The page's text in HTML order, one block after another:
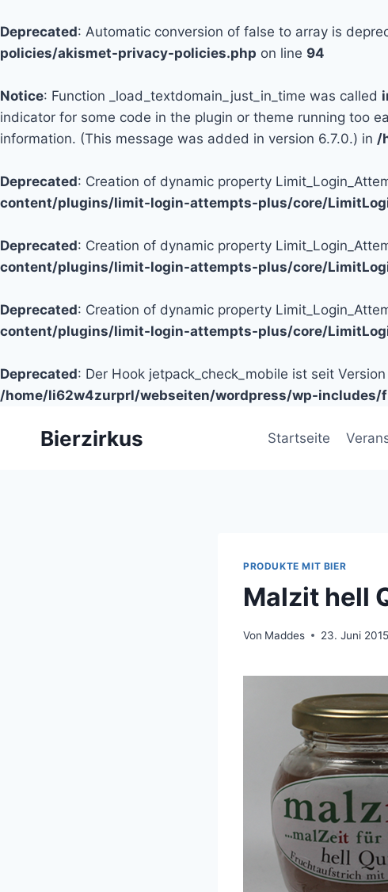
Deprecated: Automatic conversion of false to array is
policies/akismet-privacy-policies.php on line 94
Notice: Function _load_textdomain_just_in_time was called
indicator for some code in the plugin or theme running too
information. (This message was added in version 6.7.0.) in /
Deprecated: Creation of dynamic property
content/plugins/limit-login-attempts-plus/core/
Deprecated: Creation of dynamic property
content/plugins/limit-login-attempts-plus/core/
Deprecated: Creation of dynamic property
content/plugins/limit-login-attempts-plus/core/
Deprecated: Der Hook jetpack_check_mobile ist seit
/home/li62w4zurprl/webseiten/wordpress/wp-includes/
Bierzirkus Startseite
PRODUKTE MIT BIER
Malzit hell
Von Maddes 23. Juni 2015